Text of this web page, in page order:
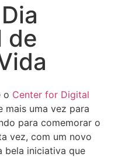
de
o Center for Digital
mais uma vez para
para comemorar o
vez, com um novo
bela iniciativa que